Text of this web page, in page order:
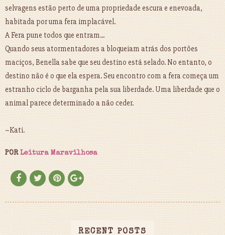
selvagens estão perto de uma propriedade escura e enevoada,
habitada por uma fera implacável.
A Fera pune todos que entram...
Quando seus atormentadores a bloqueiam atrás dos portões
maciços, Benella sabe que seu destino está selado. No entanto, o
destino não é o que ela espera. Seu encontro com a fera começa um
estranho ciclo de barganha pela sua liberdade. Uma liberdade que o
animal parece determinado a não ceder.
~Kati.
PORLeitura Maravilhosa
RECENT POSTS